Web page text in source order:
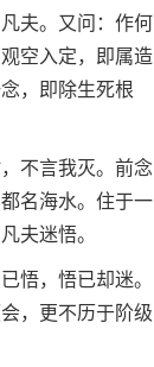
夫。又问：作何
空入定，即属造
，即除生死根
不言我灭。前念
名海水。住于一
夫迷悟。
悟，悟已却迷。
，更不历于阶级